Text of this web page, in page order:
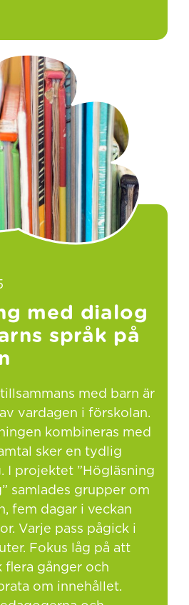
med dialog
språk på
med barn är
vardagen i förskolan.
kombineras med
sker en tydlig
I projektet ”Högläsning
samlades grupper om
fem dagar i veckan
Varje pass pågick i
Fokus låg på att
flera gånger och
om innehållet.